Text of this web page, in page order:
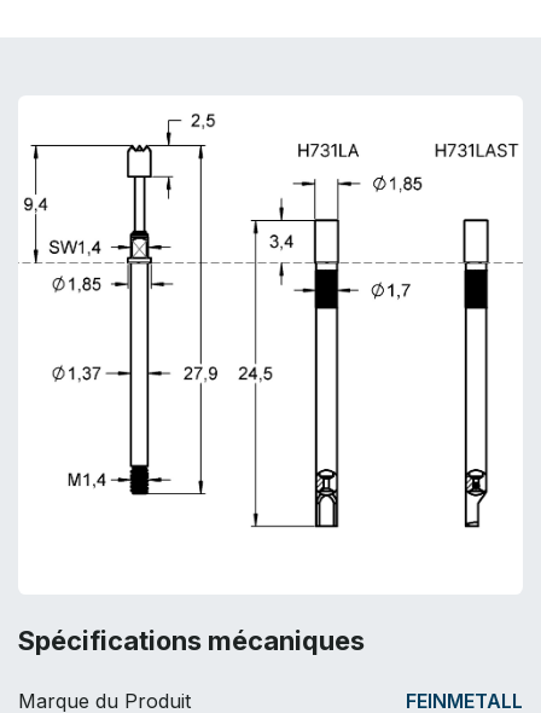
Spécifications mécaniques
Marque du Produit FEINMETALL